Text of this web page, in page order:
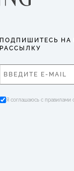
ПОДПИШИТЕСЬ НА
РАССЫЛКУ
Я соглашаюсь с правилами